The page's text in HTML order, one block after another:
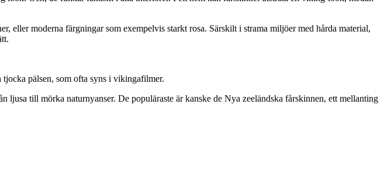
eller moderna färgningar som exempelvis starkt rosa. Särskilt i strama miljöer med hårda material,
pälsen, som ofta syns i vikingafilmer.
till mörka naturnyanser. De populäraste är kanske de Nya zeeländska fårskinnen, ett mellanting